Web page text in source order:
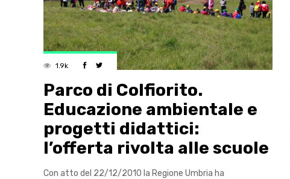
1.9k
Parco di Colfiorito.
Educazione ambientale e
progetti didattici:
l’offerta rivolta alle scuole
Con atto del 22/12/2010 la Regione Umbria ha